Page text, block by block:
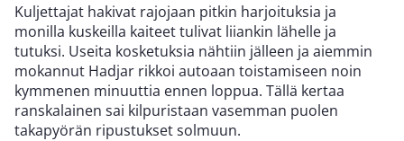
Kuljettajat hakivat rajojaan pitkin harjoituksia ja
monilla kuskeilla kaiteet tulivat liiankin lähelle ja
tutuksi. Useita kosketuksia nähtiin jälleen ja aiemmin
mokannut Hadjar rikkoi autoaan toistamiseen noin
kymmenen minuuttia ennen loppua. Tällä kertaa
ranskalainen sai kilpuristaan vasemman puolen
takapyörän ripustukset solmuun.